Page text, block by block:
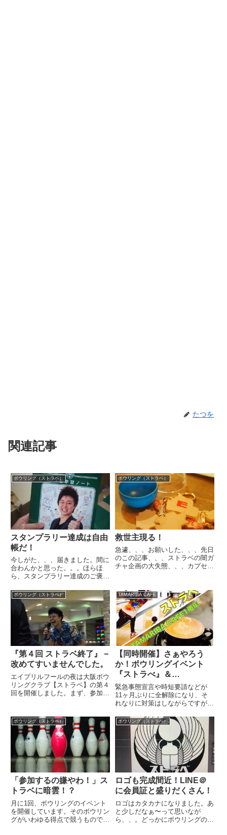
たつを
関連記事
ボウリング（ストラベ）
スタンプラリー達成は自由
帳だ！
今しがた、、、届きました。間に
合わんかと思った。。。ほらほ
ら、スタンプラリー達成のご褒
なおっさんたつをがお届けす
る、、、自称スーパーニートと語
る、たつをがお届けする、、、じ
ゆうちょう（笑）ある意味めっち
ゃリアル...
ボウリング（ストラベ）
救世主現る！
急遽、、、お願いした、、、先日
のこの記事、、、ストラベの闇ガ
チャ企画の大失態、、、カプセル
のです！アクリル運動部さん。こ
の会社はサイトを見てもらったら
わかると思いますが、、、アクリ
ルでいろ...
ボウリング（ストラベ）
『第４回 ストラベ終了』 −
改めてすいませんでした。
エイプリルフールの夜は大阪ボウ
リングクラブ【ストラベ】の第４
回を開催しました。まず、参加し
いろご協力していただきありがと
うございました。開始が４０分も
遅れてしまって終わる時間も遅
く...
TAMARIBA CAFE
【同時開催】さぁやろう
か！ボウリングイベント
『ストラべ』＆
TAMARIBA CAFE『１周
年パーティー』開催！
緊急事態宣言や時短要請などが
11ヶ月ぶりに全解除になり、そ
れなりに対策はしながらですが、
す。
ボウリング（ストラベ）
「参加するの嫌やわ！」ス
トラベに暗雲！？
月に1回、ボウリングのイベント
を開催しています。そのボウリン
グがいわゆる得点で競うものでは
ボウリング（ストラベ）
ロゴも完成間近！LINE＠
に会員証と盛りだくさん！
ロゴはカタカナになりました。あ
と少しだなぁ〜って思いなが
ら、、。どっかにボウリングのピ